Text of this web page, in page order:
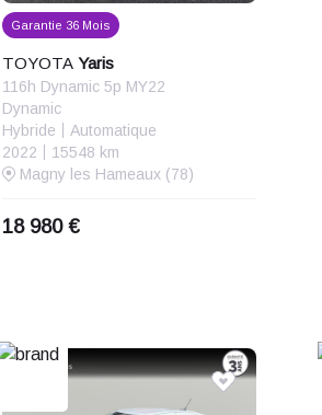
Garantie 36 Mois
TOYOTA Yaris
116h Dynamic 5p MY22
Dynamic
Hybride
Automatique
2022
15548 km
Magny les Hameaux (78)
18 980 €